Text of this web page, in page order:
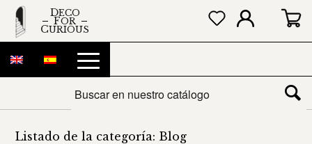
DECO
FOR
CURIOUS
Listado de la categoría: Blog